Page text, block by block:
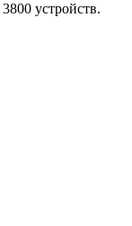
3800 устройств.